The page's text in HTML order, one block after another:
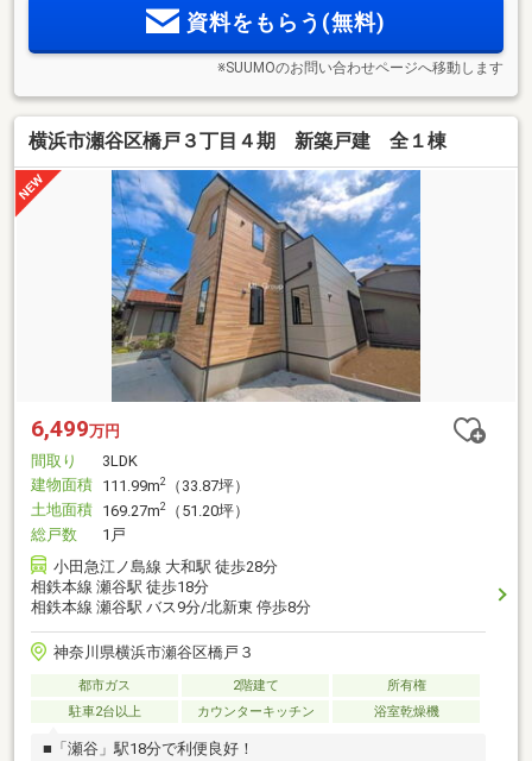
資料をもらう(無料)
※SUUMOのお問い合わせページへ移動します
横浜市瀬谷区橋戸３丁目４期 新築戸建 全１棟
6,499万円
間取り
3LDK
建物面積 111.99m2
（33.87坪）
土地面積 169.27m2
（51.20坪）
総戸数
1戸
小田急江ノ島線 大和駅 徒歩28分
相鉄本線 瀬谷駅 徒歩18分
相鉄本線 瀬谷駅 バス9分/北新東 停歩8分
神奈川県横浜市瀬谷区橋戸３
都市ガス 2階建て
所有権
駐車2台以上
カウンターキッチン 浴室乾燥機
■「瀬谷」駅18分で利便良好！